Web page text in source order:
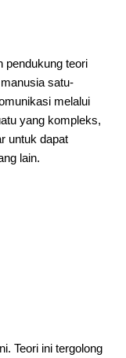
pendukung teori
satu-
melalui
yang kompleks,
untuk dapat
lain.
Teori ini tergolong